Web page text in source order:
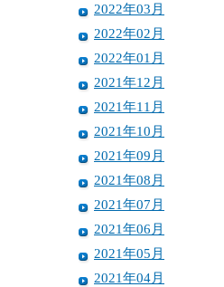
2022年03月
2022年02月
2022年01月
2021年12月
2021年11月
2021年10月
2021年09月
2021年08月
2021年07月
2021年06月
2021年05月
2021年04月